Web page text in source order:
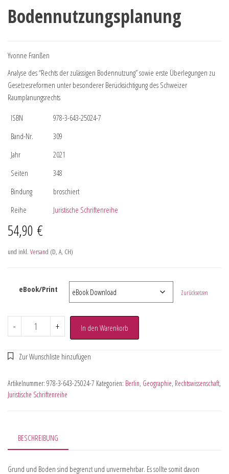
Bodennutzungsplanung
Yvonne Franßen
Analyse des “Rechts der zulässigen Bodennutzung” sowie erste Überlegungen zu
Gesetzesreformen unter besonderer Berücksichtigung des Schweizer
Raumplanungsrechts
ISBN
978-3-643-25024-7
Band-Nr.
309
Jahr
2021
Seiten
348
Bindung
broschiert
Reihe
Juristische Schriftenreihe
54,90 €
und inkl. Versand (D, A, CH)
eBook/Print Zurücksetzen
- + In den Warenkorb
Artikelnummer: 978-3-643-25024-7 Kategorien: Berlin, Geographie, Rechtswissenschaft,
Juristische Schriftenreihe
BESCHREIBUNG
Grund und Boden sind begrenzt und unvermehrbar. Es sollte somit davon